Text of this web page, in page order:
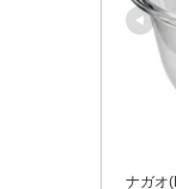
ナガオ